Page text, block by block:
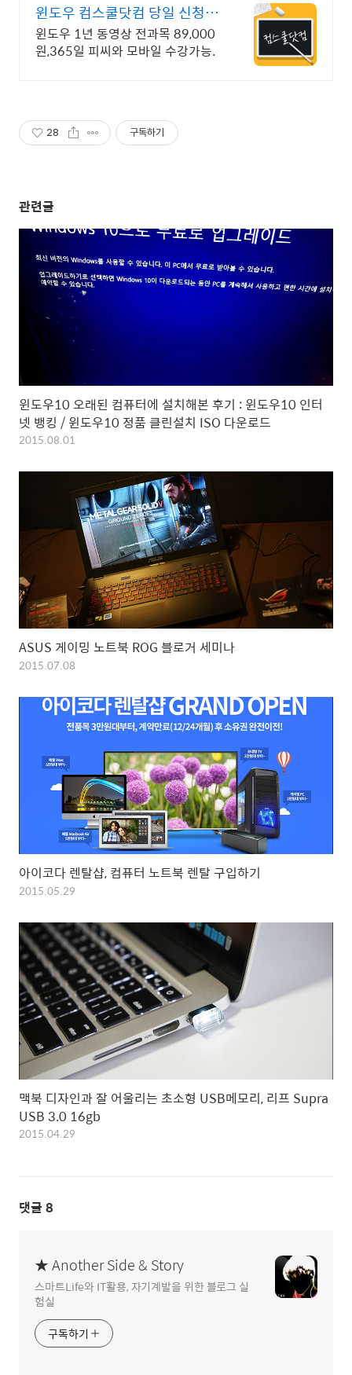
윈도우 컴스쿨닷컴 당일 신청&
결제시 기프티콘!
윈도우 1년 동영상 전과목 89,000
원,365일 피씨와 모바일 수강가능.
28 구독하기
관련글
윈도우10 오래된 컴퓨터에 설치해본 후기 : 윈도우10 인터
넷 뱅킹 / 윈도우10 정품 클린설치 ISO 다운로드
2015.08.01
ASUS 게이밍 노트북 ROG 블로거 세미나
2015.07.08
아이코다 렌탈샵, 컴퓨터 노트북 렌탈 구입하기
2015.05.29
맥북 디자인과 잘 어울리는 초소형 USB메모리, 리프 Supra
USB 3.0 16gb
2015.04.29
댓글 8
★ Another Side & Story
스마트Life와 IT활용, 자기계발을 위한 블로그 실
험실
구독하기